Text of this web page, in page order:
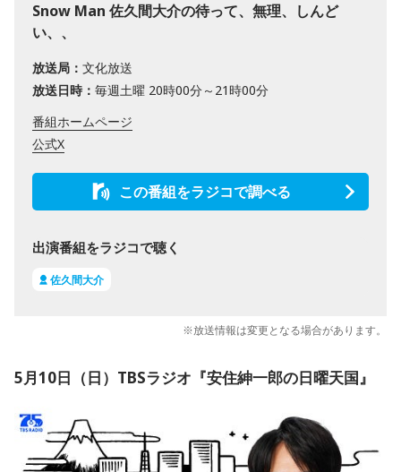
Snow Man 佐久間大介の待って、無理、しんど
い、、
放送局： 文化放送
放送日時： 毎週土曜 20時00分～21時00分
番組ホームページ
公式X
この番組をラジコで調べる
出演番組をラジコで聴く
佐久間大介
※放送情報は変更となる場合があります。
5月10日（日）TBSラジオ『安住紳一郎の日曜天国』